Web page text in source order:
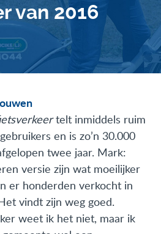
van 2016
telt inmiddels ruim
en is zo’n 30.000
twee jaar. Mark:
versie zijn wat moeilijker
er honderden verkocht in
vindt zijn weg goed.
weet ik het niet, maar ik